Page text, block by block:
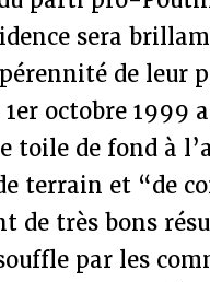
sera
de leur
octobre 1999
toile de fond à
terrain et “de
de très bons
par les